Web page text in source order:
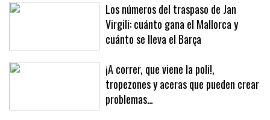
Los números del traspaso de Jan
Virgili: cuánto gana el Mallorca y
cuánto se lleva el Barça
¡A correr, que viene la poli!,
tropezones y aceras que pueden crear
problemas…